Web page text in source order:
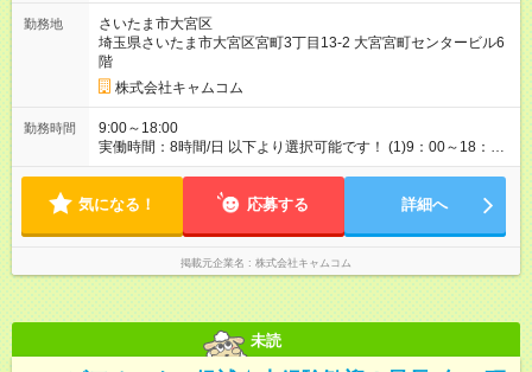
勤務地
さいたま市大宮区
埼玉県さいたま市大宮区宮町3丁目13-2 大宮宮町センタービル6
階
株式会社キャムコム
勤務時間
9:00～18:00
実働時間：8時間/日 以下より選択可能です！ (1)9：00～18：00
(2)9：30～18：30 ※ともに実働8時間、休憩60分
気になる！ 応募する 詳細へ
掲載元企業名 株式会社キャムコム
未読